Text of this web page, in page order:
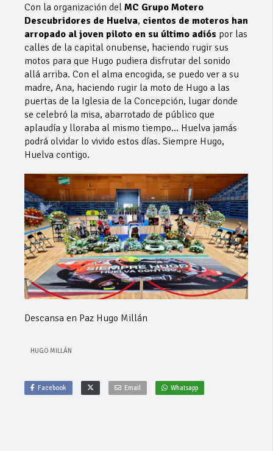
Con la organización del MC Grupo Motero
Descubridores de Huelva, cientos de moteros han
arropado al joven piloto en su último adiós por las
calles de la capital onubense, haciendo rugir sus
motos para que Hugo pudiera disfrutar del sonido
allá arriba. Con el alma encogida, se puedo ver a su
madre, Ana, haciendo rugir la moto de Hugo a las
puertas de la Iglesia de la Concepción, lugar donde
se celebró la misa, abarrotado de público que
aplaudía y lloraba al mismo tiempo… Huelva jamás
podrá olvidar lo vivido estos días. Siempre Hugo,
Huelva contigo.
Descansa en Paz Hugo Millán
HUGO MILLÁN
Facebook Email Whatsapp